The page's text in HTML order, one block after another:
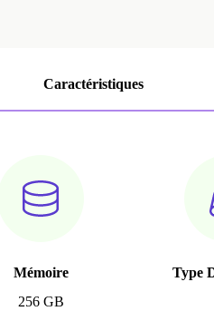
Caractéristiques
Mémoire
256 GB
Type